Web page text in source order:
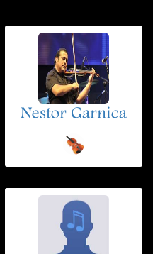
Nestor Garnica